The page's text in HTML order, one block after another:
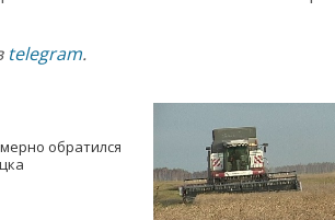
telegram.
обратился